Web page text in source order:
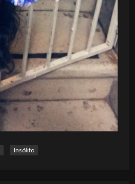
Insólito